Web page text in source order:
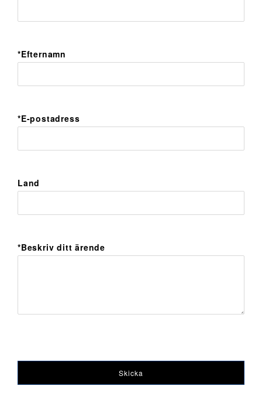
*Efternamn
*E-postadress
Land
*Beskriv ditt ärende
Skicka